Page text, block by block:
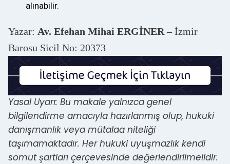
alınabilir.
Yazar: Av. Efehan Mihai ERGİNER – İzmir
Barosu Sicil No: 20373
Yasal Uyarı: Bu makale yalnızca genel
bilgilendirme amacıyla hazırlanmış olup, hukuki
danışmanlık veya mütalaa niteliği
taşımamaktadır. Her hukuki uyuşmazlık kendi
somut şartları çerçevesinde değerlendirilmelidir.